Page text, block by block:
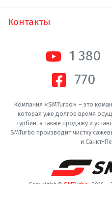
Контакты
1 380
770
Компания «SMTurbo» – это
которая уже долгое время
турбин, а также продажу и
SMTurbo производит чистку
и Санкт-
Copyright © SMTurbo . 2016 -